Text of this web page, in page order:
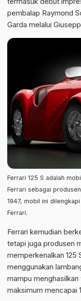
pembalap Raymond
Garda melalui
Ferrari 125 S adalah
Ferrari sebagai
1947, mobil ini
Ferrari.
Ferrari kemudian
tetapi juga produsen
memperkenalkan 125
menggunakan
mampu
maksimum mencapai